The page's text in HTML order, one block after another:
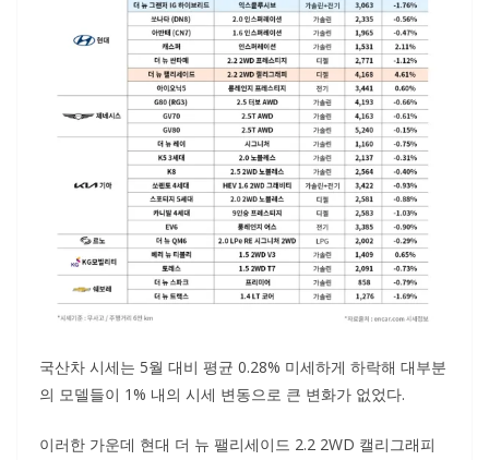
국산차 시세는 5월 대비 평균 0.28% 미세하게 하락해 대부분
의 모델들이 1% 내의 시세 변동으로 큰 변화가 없었다.
이러한 가운데 현대 더 뉴 팰리세이드 2.2 2WD 캘리그래피